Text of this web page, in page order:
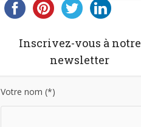
Inscrivez-vous à notre
newsletter
Votre nom (*)